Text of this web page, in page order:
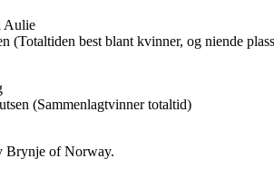
Aulie
(Totaltiden best blant kvinner, og niende plass
(Sammenlagtvinner totaltid)
Brynje of Norway.